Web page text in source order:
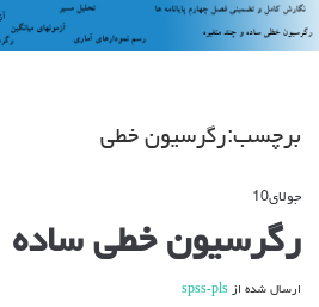
برچسب:رگرسیون خطی
جولای10
رگرسیون
خطی
رگرسیون خطی ساده
ارسال شده از spss-pls